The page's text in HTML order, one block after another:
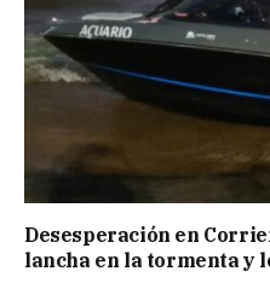
Desesperación en
lancha en la tormenta y